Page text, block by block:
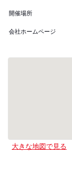
開催場所
会社ホームページ
大きな地図で見る